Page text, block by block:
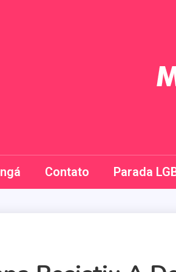
Maringay
Contato Parada